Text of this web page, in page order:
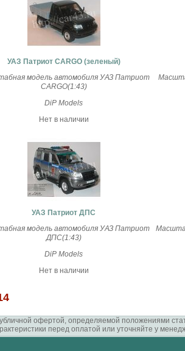
УАЗ Патриот CARGO (зеленый)
модель автомобиля УАЗ Патриот
CARGO(1:43)
DiP Models
Нет в наличии
УАЗ Патриот ДПС
модель автомобиля УАЗ Патриот
ДПС(1:43)
DiP Models
Нет в наличии
офертой, определяемой положениями
перед оплатой или уточняйте у